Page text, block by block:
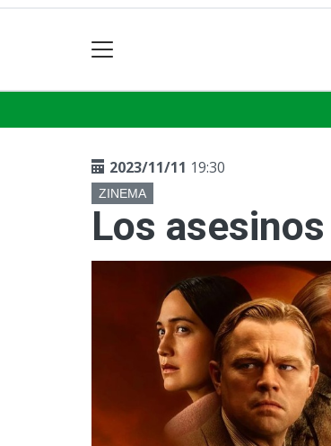
2023/11/11 19:30
ZINEMA
Los